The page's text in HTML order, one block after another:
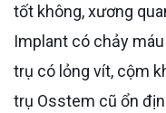
tốt không, xương
Implant có chảy
trụ có lỏng vít, cộm
trụ Osstem cũ ổn